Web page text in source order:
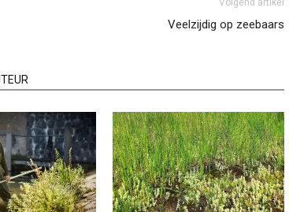
Volgend artikel
Veelzijdig op zeebaars